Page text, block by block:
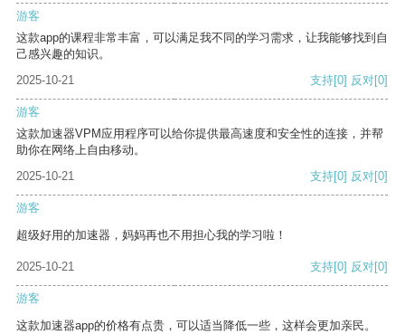
游客
这款app的课程非常丰富，可以满足我不同的学习需求，让我能够找到自
己感兴趣的知识。
2025-10-21
支持[0] 反对[0]
游客
这款加速器VPM应用程序可以给你提供最高速度和安全性的连接，并帮
助你在网络上自由移动。
2025-10-21
支持[0] 反对[0]
游客
超级好用的加速器，妈妈再也不用担心我的学习啦！
2025-10-21 支持[0] 反对[0]
游客
这款加速器app的价格有点贵，可以适当降低一些，这样会更加亲民。